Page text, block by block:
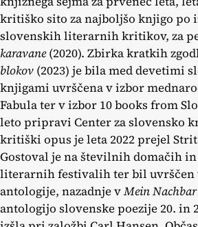
kritiško sito za najboljšo knjigo po
slovenskih literarnih kritikov, za
karavane(2020). Zbirka kratkih
blokov (2023) je bila med devetimi
knjigami uvrščena v izbor
Fabula ter v izbor 10 books from
leto pripravi Center za slovensko
kritiški opus je leta 2022 prejel
Gostoval je na številnih domačih
literarnih festivalih ter bil uvrščen
antologije, nazadnje vMein
antologijo slovenske poezije 20. in